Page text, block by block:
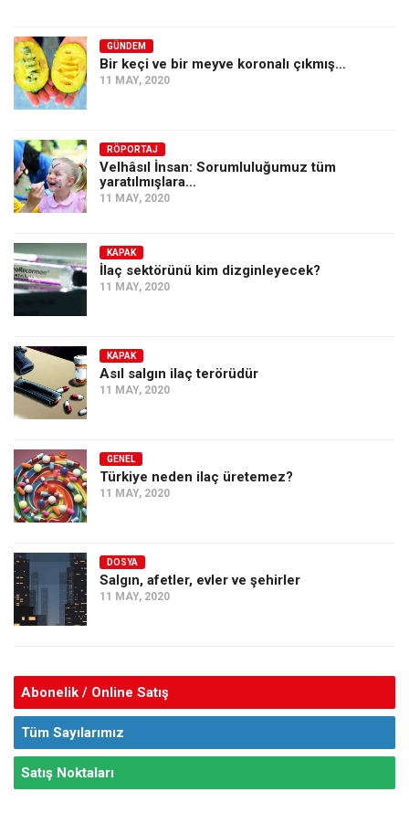
Avrupa
Asya
İslam Dünyası
Amerika
Avustralya
Düşünce
Dosyalar
GÜNDEM
Bir keçi ve bir meyve koronalı çıkmış…
11 MAY, 2020
RÖPORTAJ
Velhâsıl İnsan: Sorumluluğumuz tüm
yaratılmışlara…
11 MAY, 2020
KAPAK
İlaç sektörünü kim dizginleyecek?
11 MAY, 2020
KAPAK
Asıl salgın ilaç terörüdür
11 MAY, 2020
GENEL
Türkiye neden ilaç üretemez?
11 MAY, 2020
DOSYA
Salgın, afetler, evler ve şehirler
11 MAY, 2020
Abonelik / Online Satış
Tüm Sayılarımız
Satış Noktaları